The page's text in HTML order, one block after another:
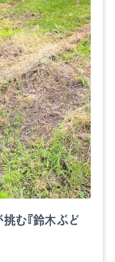
む『鈴木ぶど